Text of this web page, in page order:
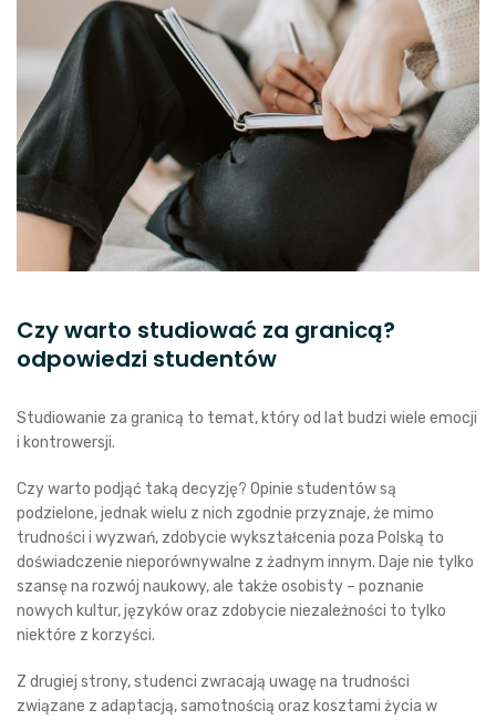
Czy warto studiować za granicą?
odpowiedzi studentów
Studiowanie za granicą to temat, który od lat budzi wiele emocji
i kontrowersji.
Czy warto podjąć taką decyzję? Opinie studentów są
podzielone, jednak wielu z nich zgodnie przyznaje, że mimo
trudności i wyzwań, zdobycie wykształcenia poza Polską to
doświadczenie nieporównywalne z żadnym innym. Daje nie tylko
szansę na rozwój naukowy, ale także osobisty – poznanie
nowych kultur, języków oraz zdobycie niezależności to tylko
niektóre z korzyści.
Z drugiej strony, studenci zwracają uwagę na trudności
związane z adaptacją, samotnością oraz kosztami życia w